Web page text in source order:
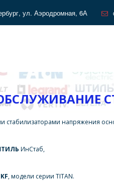
, ул. Аэродромная, 6А
стабилизаторами напряжения
ИнСтаб,
, модели серии TITAN.